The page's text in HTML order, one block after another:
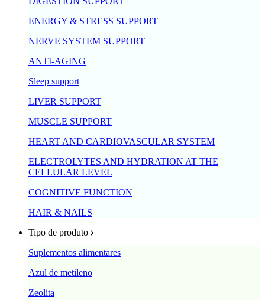
ENERGY & STRESS SUPPORT
NERVE SYSTEM SUPPORT
ANTI-AGING
Sleep support
LIVER SUPPORT
MUSCLE SUPPORT
HEART AND CARDIOVASCULAR SYSTEM
ELECTROLYTES AND HYDRATION AT THE
CELLULAR LEVEL
COGNITIVE FUNCTION
HAIR & NAILS
Tipo de produto
Suplementos alimentares
Azul de metileno
Zeolita